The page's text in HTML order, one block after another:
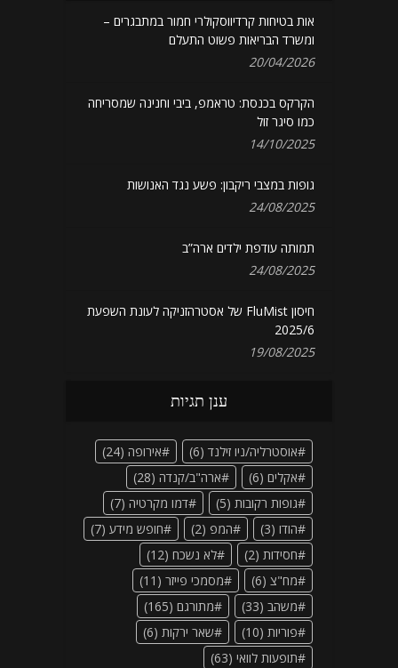
אות בטיחות קרדיווסקולרי חמור במתבגרים –
ומשרד הבריאות פשוט התעלם
20/04/2026
הקרקס בכנסת: טראמפ, ביבי וחנינה שמסריחה
כמו סיגר זול
14/10/2025
גופות במצבי ריקבון: פשע נגד האנושות
24/08/2025
תמותה עודפת ילדים ארה”ב
24/08/2025
חיסון FluMist של אסטרהזניקה לעונת השפעת
2025/6
19/08/2025
ענן תגיות
אוסטרליה/ניו זילנד (6) אירופה (24)
אקלים (6) ארה"ב/קנדה (28)
גופות רקובות (5) דמו מקרטיה (7)
הודו (3) המפ (2) חופש מידע (7)
חסידות (2) לא נשכח (12)
מח"צ (6) מסמכי פייזר (11)
משהב (33) מתורגם (165)
פוריות (10) שאר ירקות (6)
תופעות לוואי (63)